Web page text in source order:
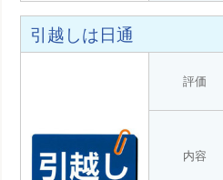
引越しは日通
評価
内容